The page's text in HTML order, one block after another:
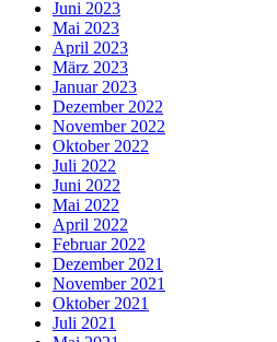
Juni 2023
Mai 2023
April 2023
März 2023
Januar 2023
Dezember 2022
November 2022
Oktober 2022
Juli 2022
Juni 2022
Mai 2022
April 2022
Februar 2022
Dezember 2021
November 2021
Oktober 2021
Juli 2021